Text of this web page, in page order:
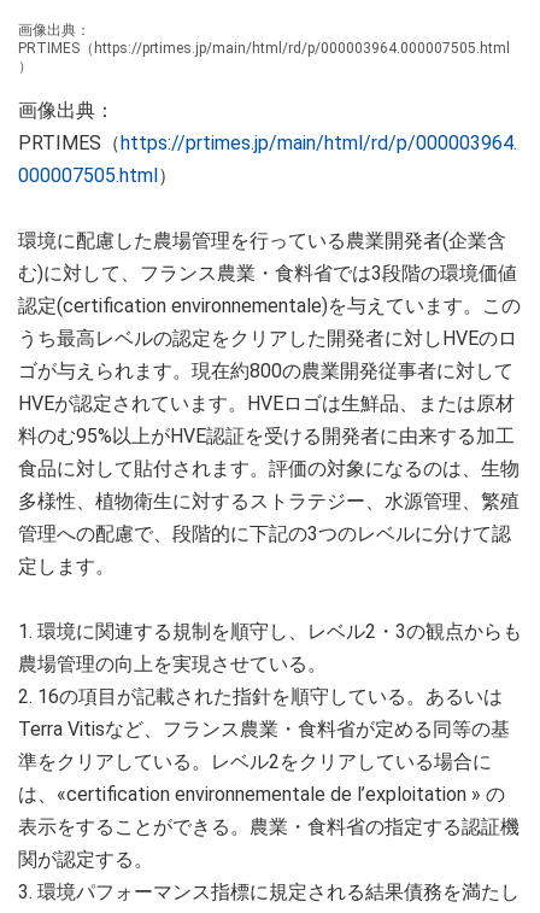
画像出典：
PRTIMES（https://prtimes.jp/main/html/rd/p/000003964.000007505.html
）
画像出典：
PRTIMES（https://prtimes.jp/main/html/rd/p/000003964.
000007505.html）
環境に配慮した農場管理を行っている農業開発者(企業含
む)に対して、フランス農業・食料省では3段階の環境価値
認定(certification environnementale)を与えています。この
うち最高レベルの認定をクリアした開発者に対しHVEのロ
ゴが与えられます。現在約800の農業開発従事者に対して
HVEが認定されています。HVEロゴは生鮮品、または原材
料のむ95%以上がHVE認証を受ける開発者に由来する加工
食品に対して貼付されます。評価の対象になるのは、生物
多様性、植物衛生に対するストラテジー、水源管理、繁殖
管理への配慮で、段階的に下記の3つのレベルに分けて認
定します。
1. 環境に関連する規制を順守し、レベル2・3の観点からも
農場管理の向上を実現させている。
2. 16の項目が記載された指針を順守している。あるいは
Terra Vitisなど、フランス農業・食料省が定める同等の基
準をクリアしている。レベル2をクリアしている場合に
は、«certification environnementale de l’exploitation » の
表示をすることができる。農業・食料省の指定する認証機
関が認定する。
3. 環境パフォーマンス指標に規定される結果債務を満たし